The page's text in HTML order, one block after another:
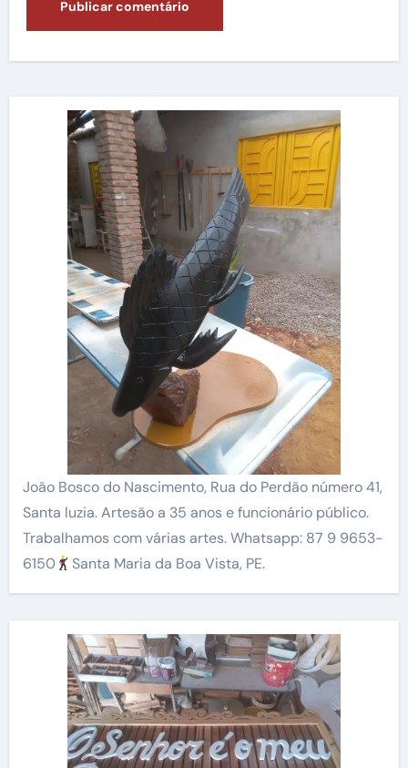
João Bosco do Nascimento, Rua do Perdão número 41,
Santa luzia. Artesão a 35 anos e funcionário público.
Trabalhamos com várias artes. Whatsapp: 87 9 9653-
6150
Santa Maria da Boa Vista, PE.